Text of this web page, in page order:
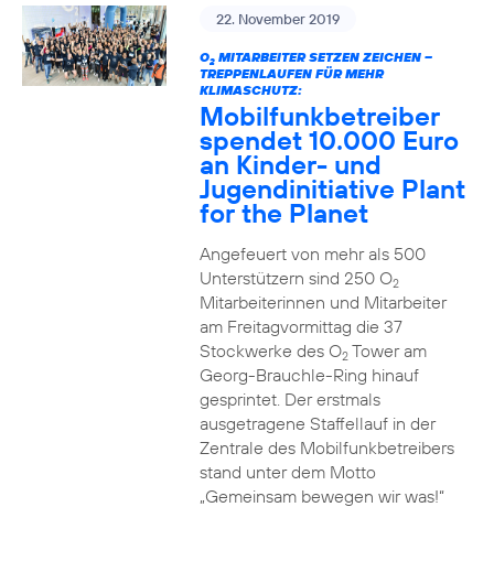
22. November 2019
O2MITARBEITER SETZEN ZEICHEN –
TREPPENLAUFEN FÜR MEHR
KLIMASCHUTZ:
Mobilfunkbetreiber
spendet 10.000 Euro
an Kinder- und
Jugendinitiative Plant
for the Planet
Angefeuert von mehr als 500
Unterstützern sind 250 O2
Mitarbeiterinnen und Mitarbeiter
am Freitagvormittag die 37
Stockwerke des O2Tower am
Georg-Brauchle-Ring hinauf
gesprintet. Der erstmals
ausgetragene Staffellauf in der
Zentrale des Mobilfunkbetreibers
stand unter dem Motto
„Gemeinsam bewegen wir was!“